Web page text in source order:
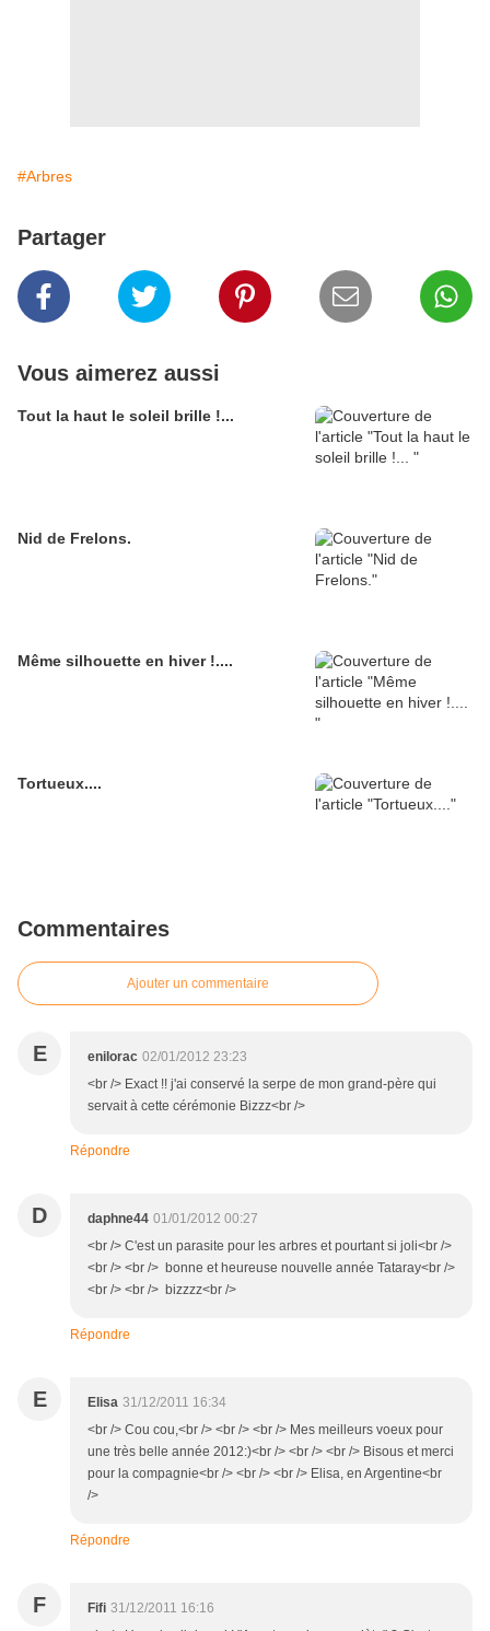
#Arbres
Partager
Vous aimerez aussi
Tout la haut le soleil brille !...
Nid de Frelons.
Même silhouette en hiver !....
Tortueux....
Commentaires
Ajouter un commentaire
E enilorac 02/01/2012 23:23
<br /> Exact !! j'ai conservé la serpe de mon grand-père qui
servait à cette cérémonie Bizzz<br />
Répondre
D daphne44 01/01/2012 00:27
<br /> C'est un parasite pour les arbres et pourtant si joli<br />
<br /> <br /> bonne et heureuse nouvelle année Tataray<br />
<br /> <br /> bizzzz<br />
Répondre
E Elisa 31/12/2011 16:34
<br /> Cou cou,<br /> <br /> <br /> Mes meilleurs voeux pour
une très belle année 2012:)<br /> <br /> <br /> Bisous et merci
pour la compagnie<br /> <br /> <br /> Elisa, en Argentine<br
/>
Répondre
F Fifi 31/12/2011 16:16